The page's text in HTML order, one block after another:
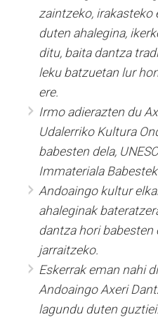
zaintzeko, irakasteko
duten ahalegina,
ditu, baita dantza
leku batzuetan lur
ere.
Irmo adierazten du
Udalerriko Kultura
babesten dela,
Immateriala
Andoaingo kultur
ahaleginak
dantza hori babesten
jarraitzeko.
Eskerrak eman nahi
Andoaingo Axeri
lagundu duten guztiei.